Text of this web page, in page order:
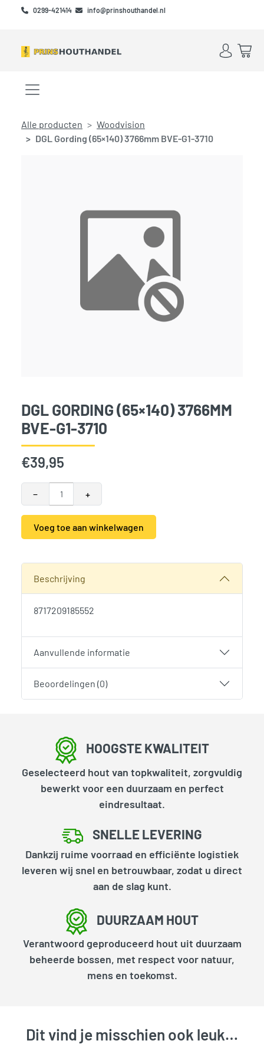
Skip to main content
Skip to footer
0299-421414 info@prinshouthandel.nl
Account
Menu openen/sluiten
Alle producten
Woodvision
DGL Gording (65×140) 3766mm BVE-G1-3710
DGL GORDING (65×140) 3766MM
BVE-G1-3710
€39,95
−
DGL Gording (65x140) 3766mm BVE-G1-3710 aantal
+
Voeg toe aan winkelwagen
Beschrijving
8717209185552
Aanvullende informatie
Beoordelingen (0)
HOOGSTE KWALITEIT
Geselecteerd hout van topkwaliteit, zorgvuldig
bewerkt voor een duurzaam en perfect
eindresultaat.
SNELLE LEVERING
Dankzij ruime voorraad en efficiënte logistiek
leveren wij snel en betrouwbaar, zodat u direct
aan de slag kunt.
DUURZAAM HOUT
Verantwoord geproduceerd hout uit duurzaam
beheerde bossen, met respect voor natuur,
mens en toekomst.
Dit vind je misschien ook leuk…